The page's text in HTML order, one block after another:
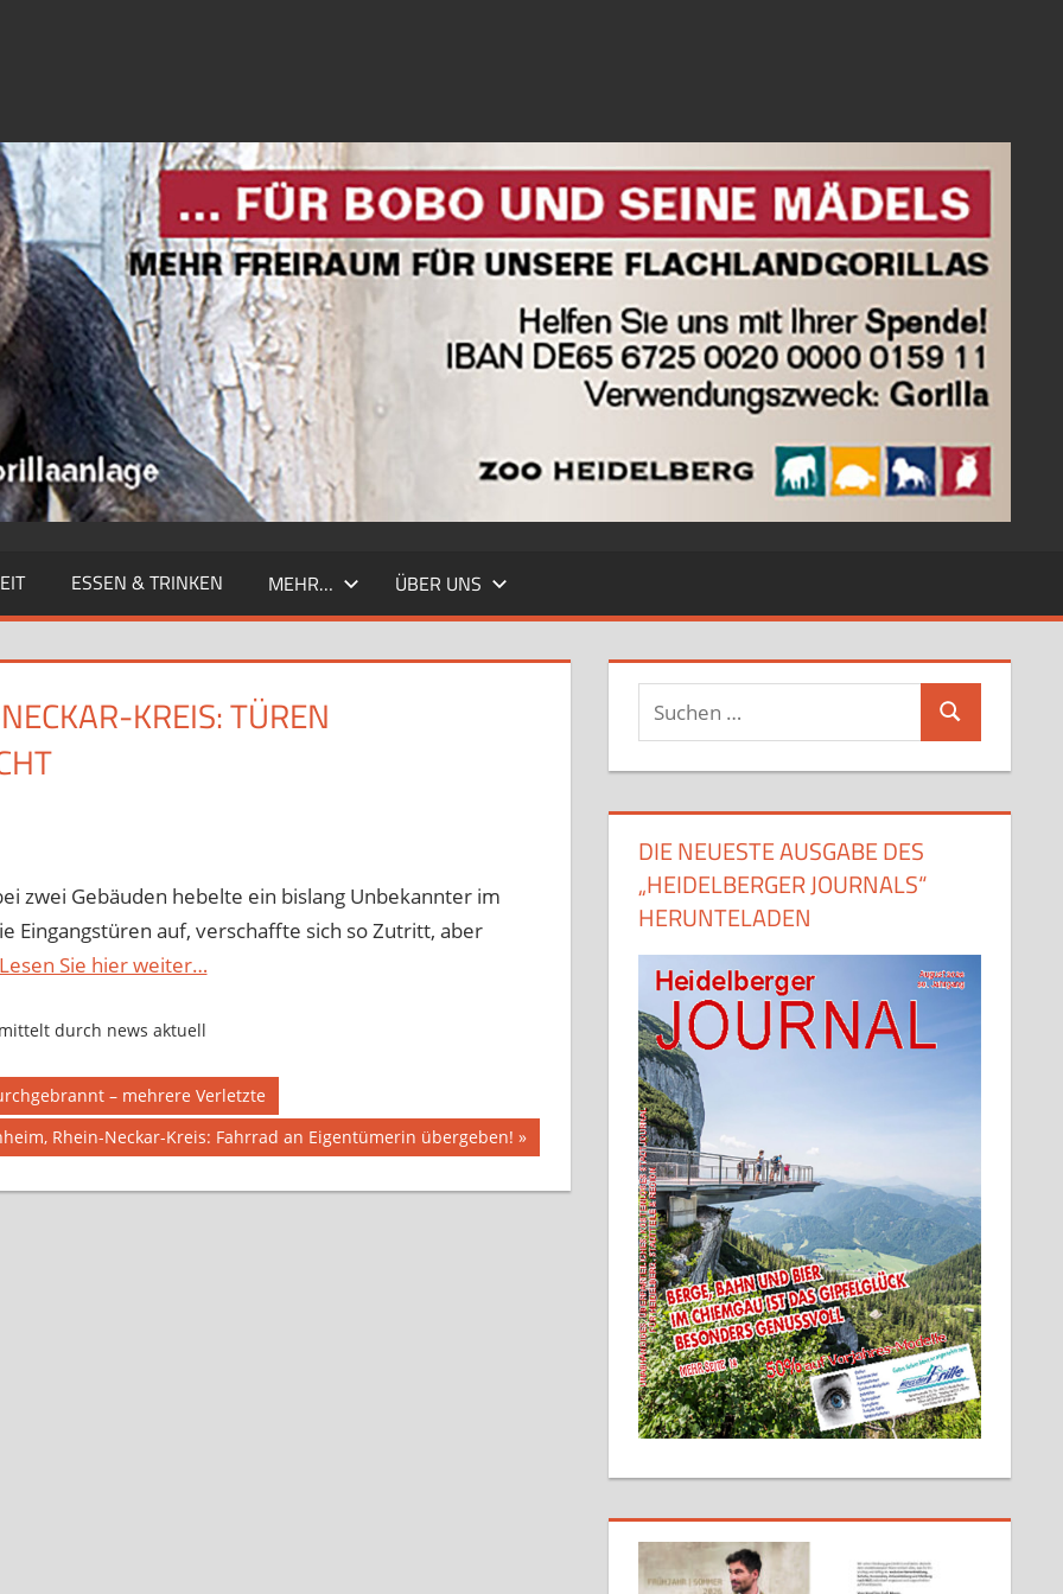
ESSEN & TRINKEN MEHR… ÜBER UNS
KREIS: TÜREN
zwei Gebäuden hebelte ein bislang Unbekannter im
Eingangstüren auf, verschaffte sich so Zutritt, aber
Lesen Sie hier weiter…
durch news aktuell
– mehrere Verletzte
Rhein-Neckar-Kreis: Fahrrad an Eigentümerin übergeben!
Suchen
Suchen
DIE NEUESTE AUSGABE DES
„HEIDELBERGER JOURNALS“
HERUNTELADEN